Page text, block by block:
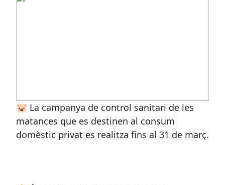
🐷 La campanya de control sanitari de les
matances que es destinen al consum
domèstic privat es realitza fins al 31 de març.